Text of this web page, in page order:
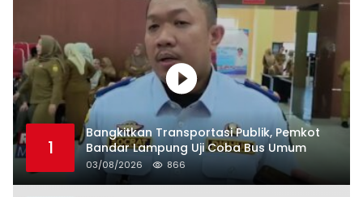
1
Bangkitkan Transportasi Publik, Pemkot
Bandar Lampung Uji Coba Bus Umum
03/08/2026 866